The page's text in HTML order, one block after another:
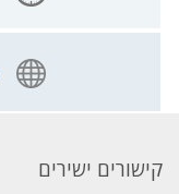
קישורים ישירים